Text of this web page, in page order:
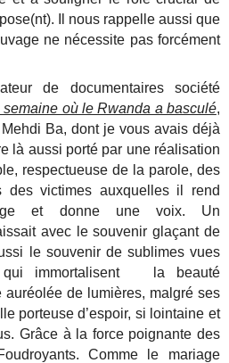
Il nous rappelle aussi que
ne nécessite pas forcément
de documentaires société
où le Rwanda a basculé,
Ba, dont je vous avais déjà
là aussi porté par une réalisation
respectueuse de la parole, des
des victimes auxquelles il rend
et donne une voix. Un
avec le souvenir glaçant de
le souvenir de sublimes vues
qui immortalisent la beauté
de lumières, malgré ses
porteuse d’espoir, si lointaine et
Grâce à la force poignante des
Comme le mariage